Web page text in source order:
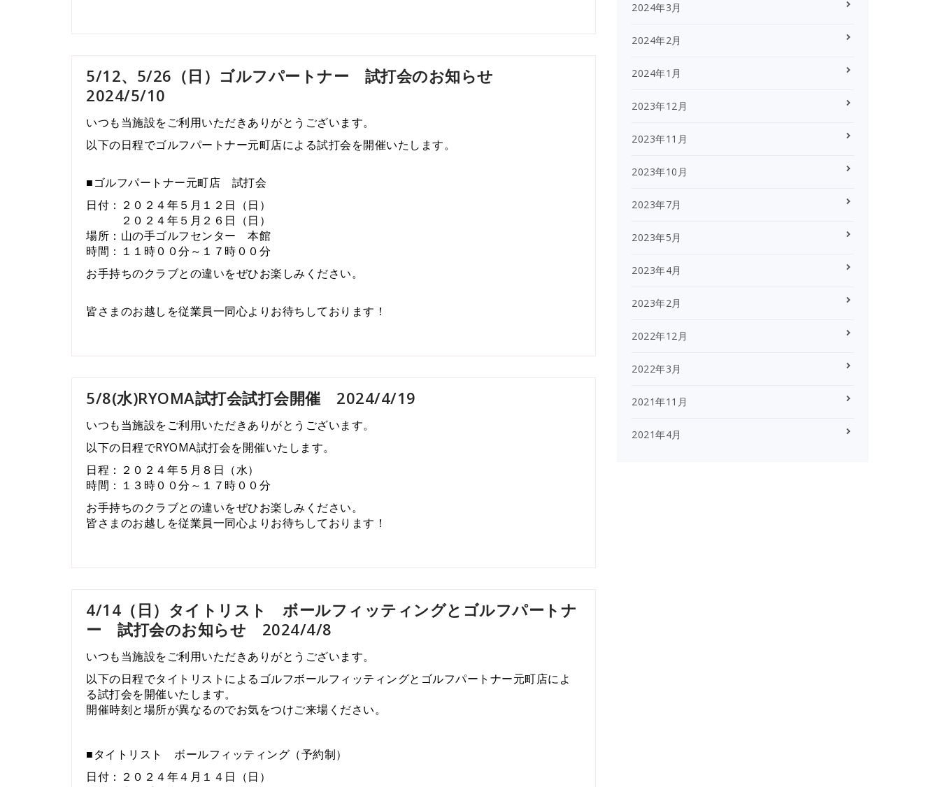
5/12、5/26（日）ゴルフパートナー 試打会のお知らせ
2024/5/10
いつも当施設をご利用いただきありがとうございます。
以下の日程でゴルフパートナー元町店による試打会を開催いたします。
■ゴルフパートナー元町店 試打会
日付：２０２４年５月１２日（日）
２０２４年５月２６日（日）
場所：山の手ゴルフセンター 本館
時間：１１時００分～１７時００分
お手持ちのクラブとの違いをぜひお楽しみください。
皆さまのお越しを従業員一同心よりお待ちしております！
5/8(水)RYOMA試打会試打会開催 2024/4/19
いつも当施設をご利用いただきありがとうございます。
以下の日程でRYOMA試打会を開催いたします。
日程：２０２４年５月８日（水）
時間：１３時００分～１７時００分
お手持ちのクラブとの違いをぜひお楽しみください。
皆さまのお越しを従業員一同心よりお待ちしております！
4/14（日）タイトリスト ボールフィッティングとゴルフパートナ
ー 試打会のお知らせ 2024/4/8
いつも当施設をご利用いただきありがとうございます。
以下の日程でタイトリストによるゴルフボールフィッティングとゴルフパートナー元町店によ
る試打会を開催いたします。
開催時刻と場所が異なるのでお気をつけご来場ください。
■タイトリスト ボールフィッティング（予約制）
日付：２０２４年４月１４日（日）
2024年3月
2024年2月
2024年1月
2023年12月
2023年11月
2023年10月
2023年7月
2023年5月
2023年4月
2023年2月
2022年12月
2022年3月
2021年11月
2021年4月